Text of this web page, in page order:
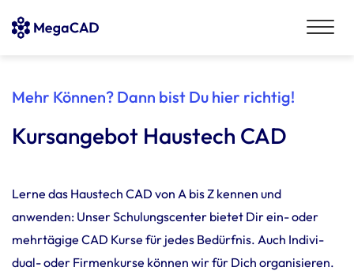
Mehr Können? Dann bist Du hier richtig!
Kursangebot Haustech CAD
Lerne das Haus­tech CAD von A bis Z kennen und
anwenden: Unser Schu­lungs­center bietet Dir ein- oder
mehr­tä­gige CAD Kurse für jedes Bedürfnis. Auch Indi­vi­
dual- oder Firmen­kurse können wir für Dich orga­ni­sieren.